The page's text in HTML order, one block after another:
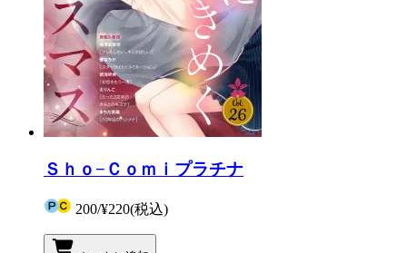
Ｓｈｏ−Ｃｏｍｉプラチナ
200/¥220(税込)